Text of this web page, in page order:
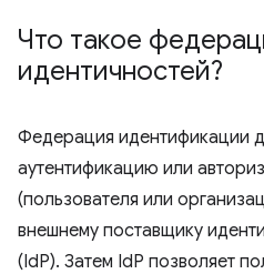
Что такое
идентичностей?
Федерация идентификации
аутентификацию или
(пользователя или
внешнему поставщику
(IdP). Затем IdP позволяет